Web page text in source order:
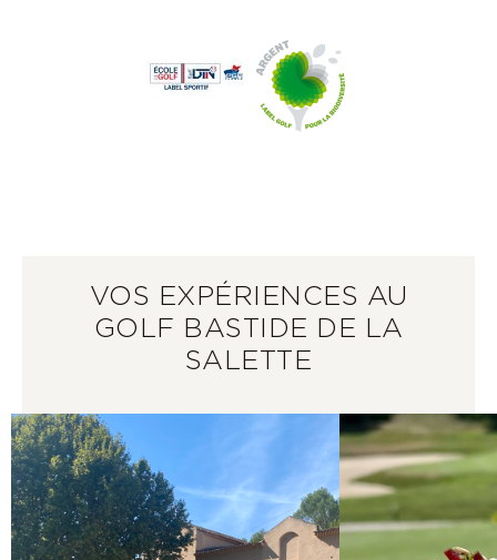
VOS EXPÉRIENCES AU
GOLF BASTIDE DE LA
SALETTE